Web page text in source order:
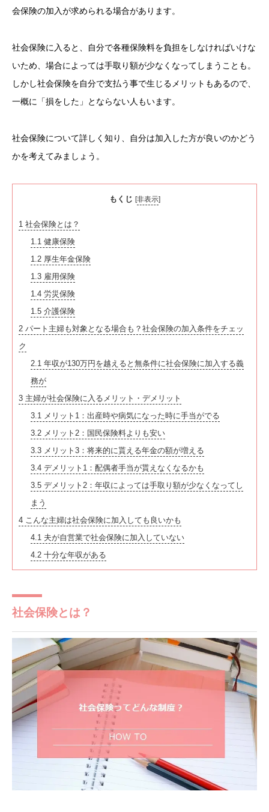
会保険の加入が求められる場合があります。
社会保険に入ると、自分で各種保険料を負担をしなければいけな
いため、場合によっては手取り額が少なくなってしまうことも。
しかし社会保険を自分で支払う事で生じるメリットもあるので、
一概に「損をした」とならない人もいます。
社会保険について詳しく知り、自分は加入した方が良いのかどう
かを考えてみましょう。
もくじ [非表示]
1 社会保険とは？
1.1健康保険
1.2厚生年金保険
1.3雇用保険
1.4労災保険
1.5介護保険
2 パート主婦も対象となる場合も？社会保険の加入条件をチェッ
ク
2.1年収が130万円を越えると無条件に社会保険に加入する義
務が
3 主婦が社会保険に入るメリット・デメリット
3.1メリット1：出産時や病気になった時に手当がでる
3.2メリット2：国民保険料よりも安い
3.3メリット3：将来的に貰える年金の額が増える
3.4デメリット1：配偶者手当が貰えなくなるかも
3.5デメリット2：年収によっては手取り額が少なくなってし
まう
4 こんな主婦は社会保険に加入しても良いかも
4.1夫が自営業で社会保険に加入していない
4.2十分な年収がある
社会保険とは？